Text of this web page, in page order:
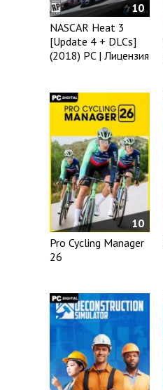
10
NASCAR Heat 3
[Update 4 + DLCs]
(2018) PC | Лицензия
10
Pro Cycling Manager
26